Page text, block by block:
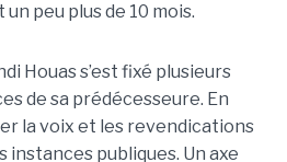
peu plus de 10 mois.
Houas s’est fixé plusieurs
de sa prédécesseure. En
la voix et les revendications
instances publiques. Un axe